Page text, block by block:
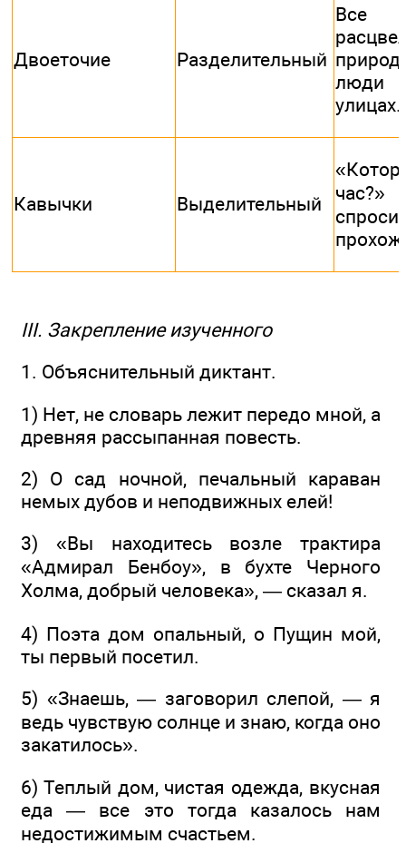
Двоеточие Разделительный
Все
улицах.
Кавычки Выделительный
III. Закрепление изученного
1. Объяснительный диктант.
1) Нет, не словарь лежит передо мной, а
древняя рассыпанная повесть.
2) О сад ночной, печальный караван
немых дубов и неподвижных елей!
3) «Вы находитесь возле трактира
«Адмирал Бенбоу», в бухте Черного
Холма, добрый человека», — сказал я.
4) Поэта дом опальный, о Пущин мой,
ты первый посетил.
5) «Знаешь, — заговорил слепой, — я
ведь чувствую солнце и знаю, когда оно
закатилось».
6) Теплый дом, чистая одежда, вкусная
еда — все это тогда казалось нам
недостижимым счастьем.